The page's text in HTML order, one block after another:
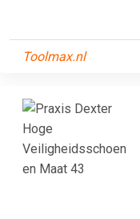
Toolmax.nl